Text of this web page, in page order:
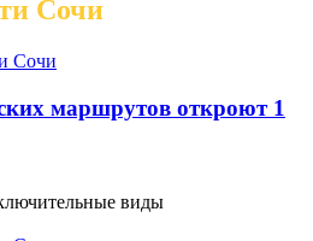
Сочи
маршрутов откроют 1
виды